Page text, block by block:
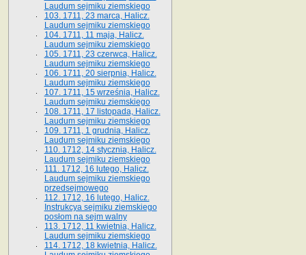
Laudum sejmiku ziemskiego
103. 1711, 23 marca, Halicz.
Laudum sejmiku ziemskiego
104. 1711, 11 maja, Halicz.
Laudum sejmiku ziemskiego
105. 1711, 23 czerwca, Halicz.
Laudum sejmiku ziemskiego
106. 1711, 20 sierpnia, Halicz.
Laudum sejmiku ziemskiego
107. 1711, 15 września, Halicz.
Laudum sejmiku ziemskiego
108. 1711, 17 listopada, Halicz.
Laudum sejmiku ziemskiego
109. 1711, 1 grudnia, Halicz.
Laudum sejmiku ziemskiego
110. 1712, 14 stycznia, Halicz.
Laudum sejmiku ziemskiego
111. 1712, 16 lutego, Halicz.
Laudum sejmiku ziemskiego
przedsejmowego
112. 1712, 16 lutego, Halicz.
Instrukcya sejmiku ziemskiego
posłom na sejm walny
113. 1712, 11 kwietnia, Halicz.
Laudum sejmiku ziemskiego
114. 1712, 18 kwietnia, Halicz.